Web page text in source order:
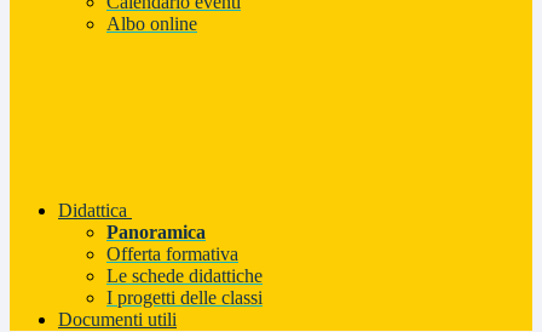
Albo online
Didattica
Panoramica
Offerta formativa
Le schede didattiche
I progetti delle classi
Documenti utili